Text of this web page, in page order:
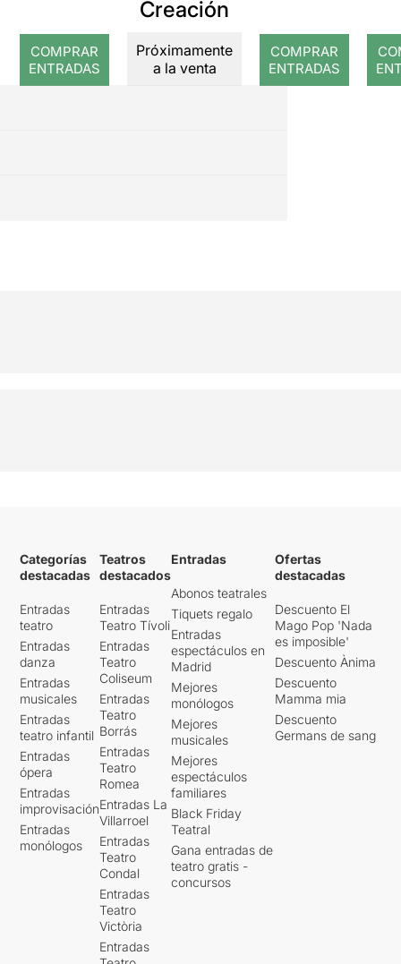
COMPRAR
ENTRADAS
Creación
Próximamente
a la venta
escénico
COMPRAR
ENTRADAS
Categorías
destacadas
Entradas
teatro
Entradas
danza
Entradas
musicales
Entradas
teatro infantil
Entradas
ópera
Entradas
improvisación
Entradas
monólogos
Teatros
destacados
Entradas
Teatro Tívoli
Entradas
Teatro
Coliseum
Entradas
Teatro
Borrás
Entradas
Teatro
Romea
Entradas La
Villarroel
Entradas
Teatro
Condal
Entradas
Teatro
Victòria
Entradas
Entradas
Abonos teatrales
Tiquets regalo
Entradas
espectáculos en
Madrid
Mejores
monólogos
Mejores
musicales
Mejores
espectáculos
familiares
Black Friday
Teatral
Gana entradas de
teatro gratis -
concursos
Ofertas
destacadas
Descuento El
Mago Pop 'Nada
es imposible'
Descuento Ànima
Descuento
Mamma mia
Descuento
Germans de sang